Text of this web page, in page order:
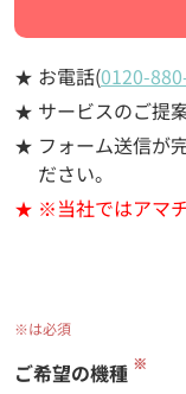
お電話(0120-
サービスのご提
フォーム送信が
ださい。
※当社ではアマ
※は必須
ご希望の機種 ※